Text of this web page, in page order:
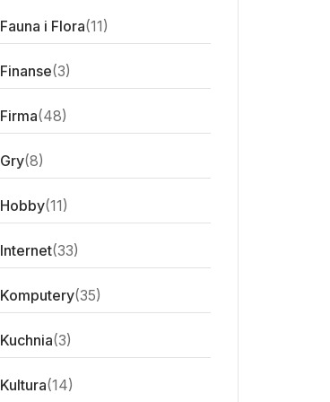
Fauna i Flora(11)
Finanse(3)
Firma(48)
Gry(8)
Hobby(11)
Internet(33)
Komputery(35)
Kuchnia(3)
Kultura(14)